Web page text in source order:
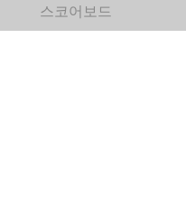
스코어보드